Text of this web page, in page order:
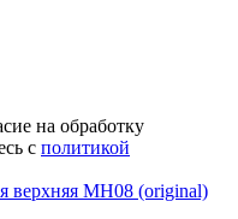
на обработку
с политикой